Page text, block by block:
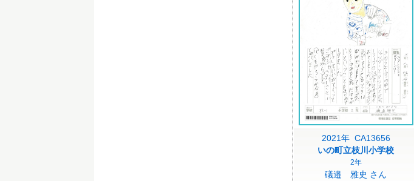
2021年 CA13656
いの町立枝川小学校
2年
礒邉 雅史 さん